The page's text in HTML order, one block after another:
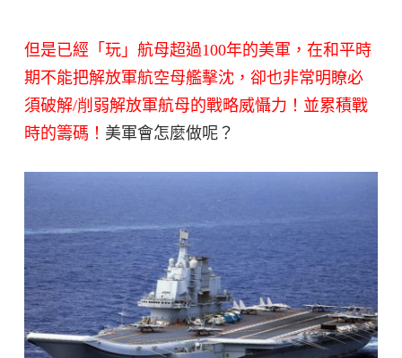
但是已經「玩」航母超過100年的美軍，在和平時
期不能把解放軍航空母艦擊沈，卻也非常明瞭必
須破解/削弱解放軍航母的戰略威懾力！並累積戰
時的籌碼！ 美軍會怎麼做呢？